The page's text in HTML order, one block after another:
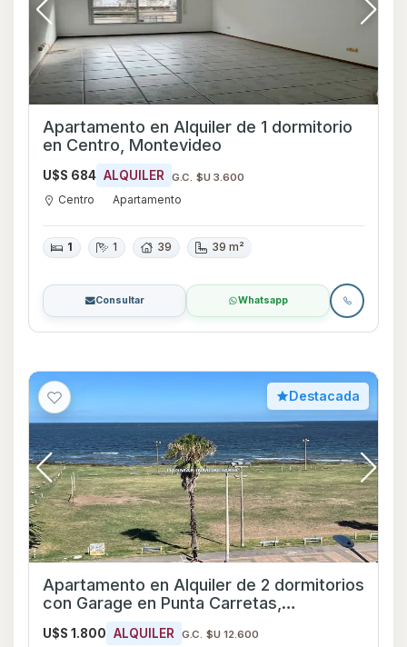
Apartamento en Alquiler de 1 dormitorio
en Centro, Montevideo
U$S 684 ALQUILER G.C. $U 3.600
Centro Apartamento
1 1 39 39 m²
Consultar Whatsapp
Destacada
Apartamento en Alquiler de 2 dormitorios
con Garage en Punta Carretas,
Montevideo
U$S 1.800 ALQUILER G.C. $U 12.600